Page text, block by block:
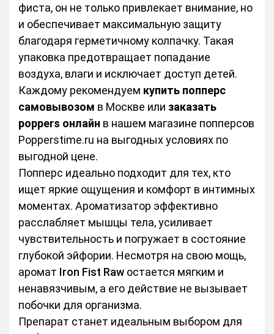
фиста, он не только привлекает внимание, но
и обеспечивает максимальную защиту
благодаря герметичному колпачку. Такая
упаковка предотвращает попадание
воздуха, влаги и исключает доступ детей.
Каждому рекомендуем купить попперс
самовывозом в Москве или заказать
poppers онлайн в нашем магазине попперсов
Popperstime.ru на выгодных условиях по
выгодной цене.
Попперс идеально подходит для тех, кто
ищет яркие ощущения и комфорт в интимных
моментах. Ароматизатор эффективно
расслабляет мышцы тела, усиливает
чувствительность и погружает в состояние
глубокой эйфории. Несмотря на свою мощь,
аромат Iron Fist Raw остается мягким и
ненавязчивым, а его действие не вызывает
побочки для организма.
Препарат станет идеальным выбором для